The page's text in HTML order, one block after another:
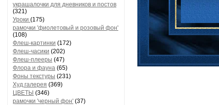
украшалочки для дневников и постов
(321)
Уроки (175)
рамочки 'фиолетовый и розовый фон'
(108)
Флеш-картинки (172)
Флеш-часики (202)
Флеш-плееры (47)
Флора и фауна (65)
Фоны текстуры (231)
Худ.галерея (369)
ЦВЕТЫ (346)
рамочки 'черный фон' (37)